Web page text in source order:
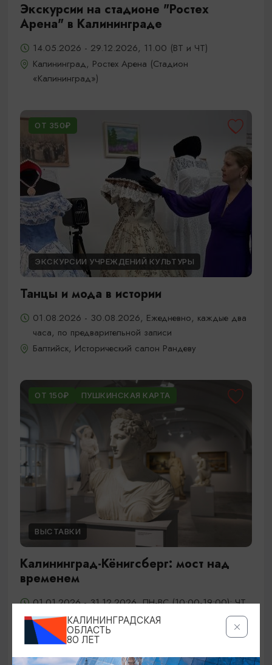
Экскурсии на стадионе "Ростех
Арена" в Калининграде
14.05.2026 - 29.12.2026, 11.00 (ВТ и ЧТ)
Калининград, Ростех Арена (Стадион
«Калининград»)
ОТ 350₽
ЭКСКУРСИИ УЧРЕЖДЕНИЙ КУЛЬТУРЫ
Танцы и мода в истории
01.08.2026 - 30.08.2026, Ежедневно, каждые два
часа, по предварительной записи
Балтийск, Исторический салон Рандеву
ОТ 150₽ ПУШКИНСКАЯ КАРТА
ВЫСТАВКИ
Калининград-Кёнигсберг: мост над
временем
01.01.2026 - 31.12.2026, ПН-ВС (10:00-19:00); ЧТ
(10:00-21:00)
Калининград, Калининградский областной музей
изобразительных искусств
КАЛИНИНГРАДСКАЯ
ОБЛАСТЬ
80 ЛЕТ